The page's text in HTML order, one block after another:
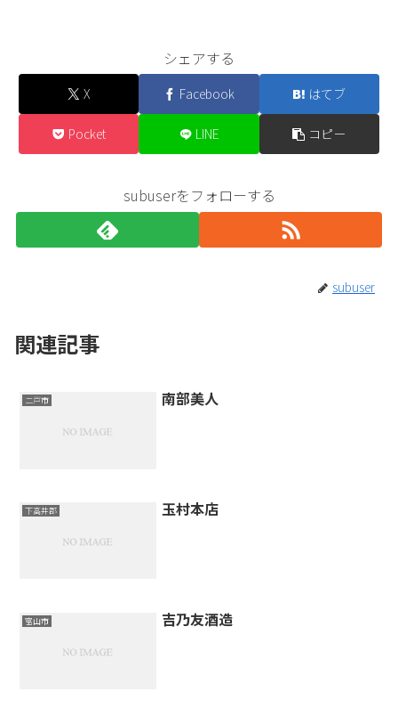
シェアする
X Facebook はてブ
Pocket LINE コピー
subuserをフォローする
subuser
関連記事
二戸市 南部美人
下高井郡 玉村本店
富山市 吉乃友酒造